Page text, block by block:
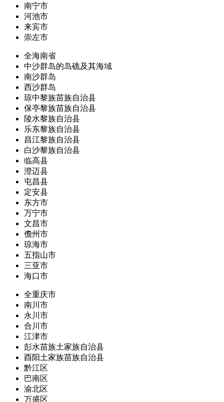
南宁市
河池市
来宾市
崇左市
全海南省
中沙群岛的岛礁及其海域
南沙群岛
西沙群岛
琼中黎族苗族自治县
保亭黎族苗族自治县
陵水黎族自治县
乐东黎族自治县
昌江黎族自治县
白沙黎族自治县
临高县
澄迈县
屯昌县
定安县
东方市
万宁市
文昌市
儋州市
琼海市
五指山市
三亚市
海口市
全重庆市
南川市
永川市
合川市
江津市
彭水苗族土家族自治县
酉阳土家族苗族自治县
黔江区
巴南区
渝北区
万盛区